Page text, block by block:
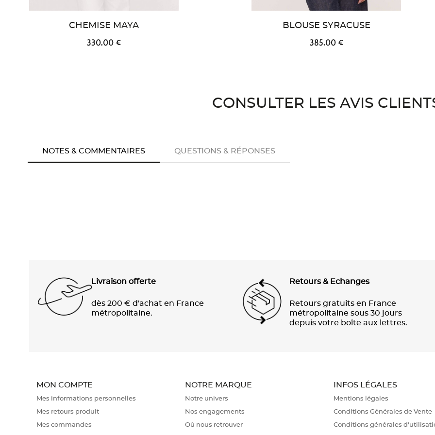
CHEMISE MAYA
330,00 €
BLOUSE SYRACUSE
385,00 €
CONSULTER LES AVIS
NOTES & COMMENTAIRES QUESTIONS & RÉPONSES
Livraison offerte
dès 200 € d'achat en France
métropolitaine.
Retours & Echanges
Retours gratuits en France
métropolitaine sous 30 jours
depuis votre boîte aux lettres.
MON COMPTE
Mes informations personnelles
Mes retours produit
Mes commandes
NOTRE MARQUE
Notre univers
Nos engagements
Où nous retrouver
INFOS LÉGALES
Mentions légales
Conditions Générales de Vente
Conditions générales